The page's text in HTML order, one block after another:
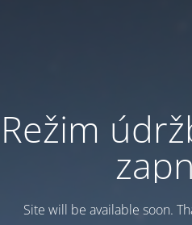
Režim
Site will be available soon.